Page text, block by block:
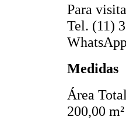
Para
Tel. (11)
Medidas
Área
200,00 m²